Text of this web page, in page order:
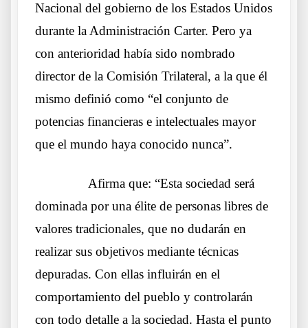
Nacional del gobierno de los Estados Unidos
durante la Administración Carter. Pero ya
con anterioridad había sido nombrado
director de la Comisión Trilateral, a la que él
mismo definió como “el conjunto de
potencias financieras e intelectuales mayor
que el mundo haya conocido nunca”.
Afirma que: “Esta sociedad será
dominada por una élite de personas libres de
valores tradicionales, que no dudarán en
realizar sus objetivos mediante técnicas
depuradas. Con ellas influirán en el
comportamiento del pueblo y controlarán
con todo detalle a la sociedad. Hasta el punto